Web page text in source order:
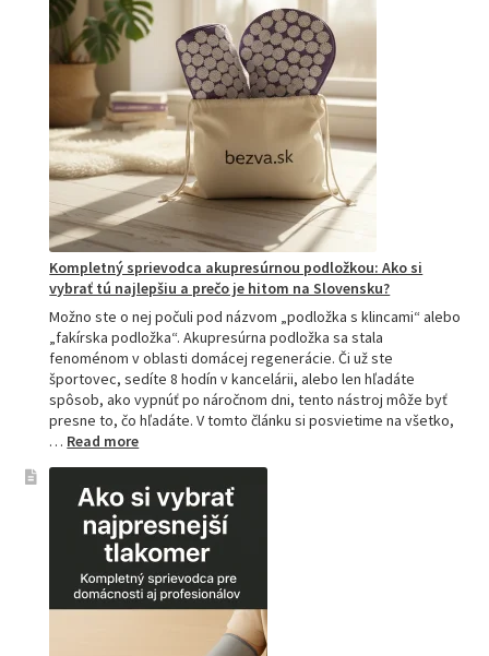
Kompletný sprievodca akupresúrnou podložkou: Ako si
vybrať tú najlepšiu a prečo je hitom na Slovensku?
Možno ste o nej počuli pod názvom „podložka s klincami“ alebo
„fakírska podložka“. Akupresúrna podložka sa stala
fenoménom v oblasti domácej regenerácie. Či už ste
športovec, sedíte 8 hodín v kancelárii, alebo len hľadáte
spôsob, ako vypnúť po náročnom dni, tento nástroj môže byť
presne to, čo hľadáte. V tomto článku si posvietime na všetko,
… Read more:
sprievodca
akupresúrnou
podložkou:
Ako
si
vybrať
tú